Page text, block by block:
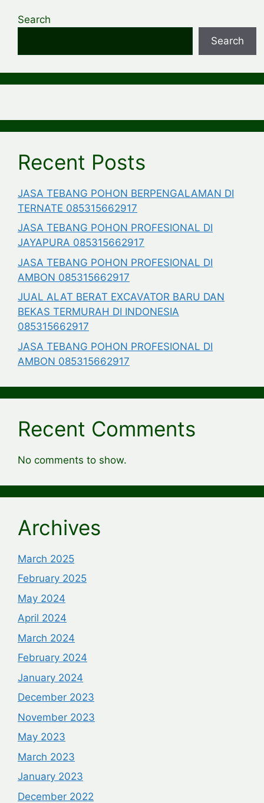
Search
Search
Recent Posts
JASA TEBANG POHON BERPENGALAMAN DI
TERNATE 085315662917
JASA TEBANG POHON PROFESIONAL DI
JAYAPURA 085315662917
JASA TEBANG POHON PROFESIONAL DI
AMBON 085315662917
JUAL ALAT BERAT EXCAVATOR BARU DAN
BEKAS TERMURAH DI INDONESIA
085315662917
JASA TEBANG POHON PROFESIONAL DI
AMBON 085315662917
Recent Comments
No comments to show.
Archives
March 2025
February 2025
May 2024
April 2024
March 2024
February 2024
January 2024
December 2023
November 2023
May 2023
March 2023
January 2023
December 2022